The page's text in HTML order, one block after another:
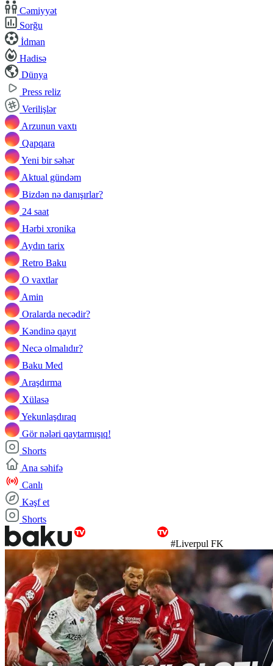
Cəmiyyət
Sorğu
İdman
Hadisə
Dünya
Press reliz
Verilişlər
Arzunun vaxtı
Qapqara
Yeni bir səhər
Aktual gündəm
Bizdən nə danışırlar?
24 saat
Hərbi xronika
Aydın tarix
Retro Baku
O vaxtlar
Amin
Oralarda necədir?
Kəndinə qayıt
Necə olmalıdır?
Baku Med
Araşdırma
Xülasə
Yekunlaşdıraq
Gör nələri qaytarmışıq!
Shorts
Ana səhifə
Canlı
Kəşf et
Shorts
#Liverpul FK